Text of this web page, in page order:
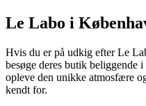
Le Labo i
Hvis du er på udkig efter Le
besøge deres butik beliggende
opleve den unikke atmosfære
kendt for.